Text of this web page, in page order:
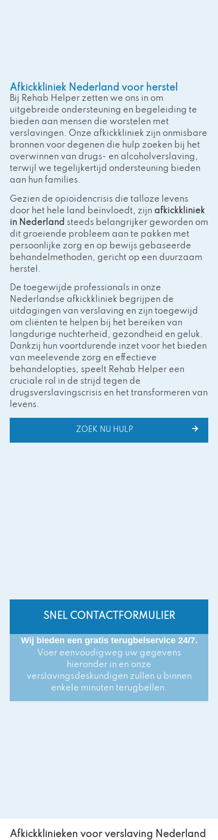
Afkickkliniek Nederland voor herstel
Bij Rehab Helper zetten we ons in om
uitgebreide ondersteuning en begeleiding te
bieden aan mensen die worstelen met
verslavingen. Onze afkickkliniek zijn onmisbare
bronnen voor degenen die hulp zoeken bij het
overwinnen van drugs- en alcoholverslaving,
terwijl we tegelijkertijd ondersteuning bieden
aan hun families.
Gezien de opioïdencrisis die talloze levens
door het hele land beïnvloedt, zijn afkickkliniek
in Nederland steeds belangrijker geworden om
dit groeiende probleem aan te pakken met
persoonlijke zorg en op bewijs gebaseerde
behandelmethoden, gericht op een duurzaam
herstel.
De toegewijde professionals in onze
Nederlandse afkickkliniek begrijpen de
uitdagingen van verslaving en zijn toegewijd
om cliënten te helpen bij het bereiken van
langdurige nuchterheid, gezondheid en geluk.
Dankzij hun voortdurende inzet voor het bieden
van meelevende zorg en effectieve
behandelopties, speelt Rehab Helper een
cruciale rol in de strijd tegen de
drugsverslavingscrisis en het transformeren van
levens.
ZOEK NU HULP
SNEL CONTACTFORMULIER
Wij bieden een gratis terugbelservice 24/7.
Voer eenvoudigweg uw gegevens
hieronder in en onze
verslavingsdeskundigen zullen u binnen
enkele minuten terugbellen.
Afkickklinieken voor verslaving​ Nederland